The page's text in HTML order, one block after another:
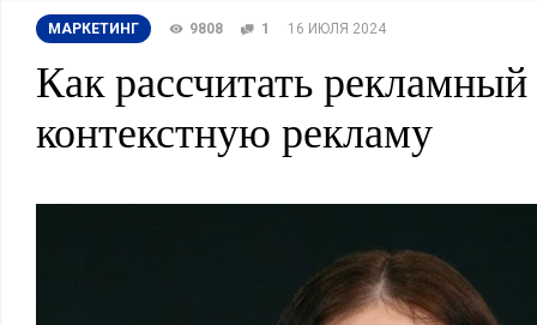
МАРКЕТИНГ 9808 1 16 ИЮЛЯ 2024
Как рассчитать
контекстную рекламу